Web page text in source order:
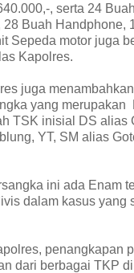
, serta 24
28 Buah Handphone,
Sepeda motor juga
Kapolres.
juga
yang merupakan
TSK inisial DS alias
YT, SM alias
ini ada Enam
dalam kasus yang
penangkapan
dari berbagai TKP